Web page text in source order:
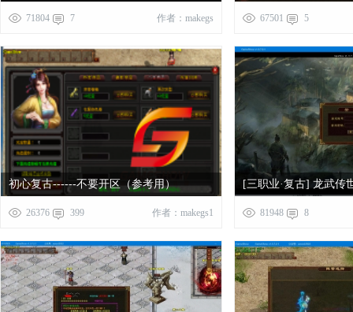
71804 7 作者：makegs 67501 5
初心复古------不要开区（参考用）
26376
399 作者：makegs1
[三职业·复古] 龙武传
+微端+列表）
81948 8